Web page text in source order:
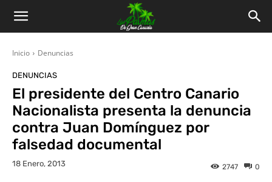
Inicio Denuncias
DENUNCIAS
El presidente del Centro Canario
Nacionalista presenta la denuncia
contra Juan Domínguez por
falsedad documental
18 Enero, 2013 0
2747